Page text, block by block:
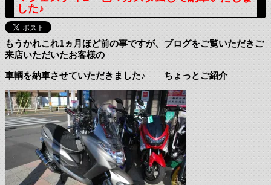
した♪
もうかれこれ1ヵ月ほど前の事ですが、ブログをご覧いただきご
来店いただいたお客様の
車輌を納車させていただきました♪ ちょっとご紹介